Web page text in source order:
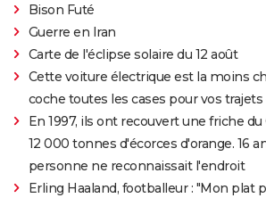
Bison Futé
Guerre en Iran
Carte de l'éclipse solaire du 12 août
Cette voiture électrique est la moins
coche toutes les cases pour vos
En 1997, ils ont recouvert une friche du
12 000 tonnes d'écorces d'orange. 16
personne ne reconnaissait l'endroit
Erling Haaland, footballeur : "Mon plat